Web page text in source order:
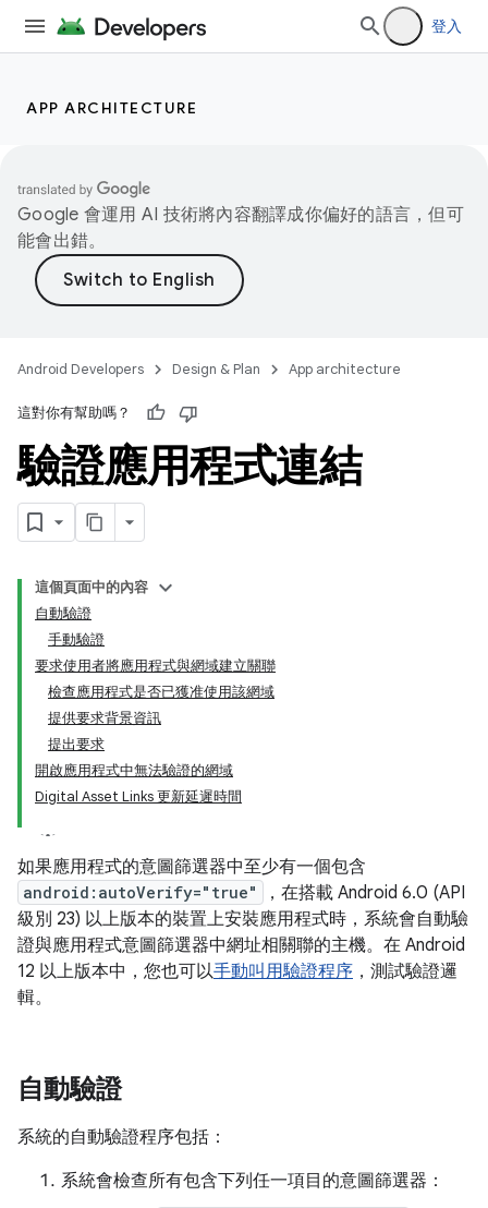
登入
APP ARCHITECTURE
Google 會運用 AI 技術將內容翻譯成你偏好的語言，但可
能會出錯。
Android Developers Design & Plan App architecture
這對你有幫助嗎？
驗證應用程式連結
這個頁面中的內容
自動驗證
手動驗證
要求使用者將應用程式與網域建立關聯
檢查應用程式是否已獲准使用該網域
提供要求背景資訊
提出要求
開啟應用程式中無法驗證的網域
Digital Asset Links 更新延遲時間
如果應用程式的意圖篩選器中至少有一個包含
android:autoVerify="true"
，在搭載 Android 6.0 (API
級別 23) 以上版本的裝置上安裝應用程式時，系統會自動驗
證與應用程式意圖篩選器中網址相關聯的主機。在 Android
12 以上版本中，您也可以手動叫用驗證程序 ，測試驗證邏
輯。
自動驗證
系統的自動驗證程序包括：
系統會檢查所有包含下列任一項目的意圖篩選器：